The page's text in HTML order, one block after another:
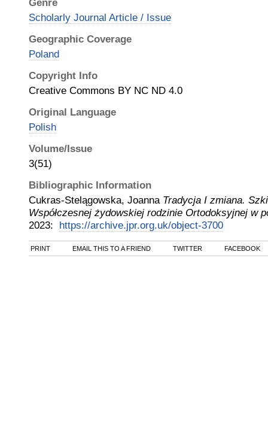
Genre
Scholarly Journal Article / Issue
Geographic Coverage
Poland
Copyright Info
Creative Commons BY NC ND 4.0
Original Language
Polish
Volume/Issue
3(51)
Bibliographic Information
Cukras-Stelągowska, Joanna Tradycja I zmiana.
Współczesnej żydowskiej rodzinie Ortodoksyjnej w
2023: https://archive.jpr.org.uk/object-3700
PRINT EMAIL THIS TO A FRIEND TWITTER FACEBOOK